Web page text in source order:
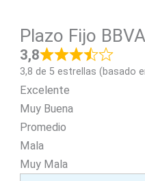
Plazo Fijo
3,8
3,8 de 5 estrellas (basado
Excelente
Muy Buena
Promedio
Mala
Muy Mala